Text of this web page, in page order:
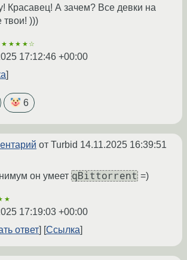
Красавец! А зачем? Все девки на
твои! )))
★★★★☆
17:12:46 +00:00
6
от Turbid 14.11.2025 16:39:51
он умеет qBittorrent =)
17:19:03 +00:00
ответ
Ссылка